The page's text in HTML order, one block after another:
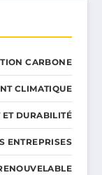
CARBONE
CLIMATIQUE
DURABILITÉ
ENTREPRISES